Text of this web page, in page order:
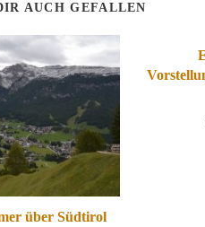
AUCH GEFALLEN
über Südtirol